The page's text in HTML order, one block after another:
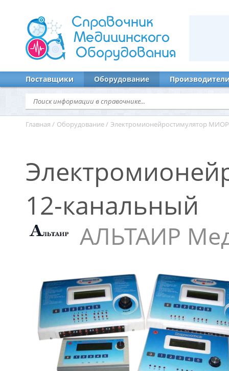
Справочник
Медицинского
Оборудования
Поставщики Оборудование
Главная / Оборудование / Электромионейростимулятор
12-канальный
АЛЬТАИР